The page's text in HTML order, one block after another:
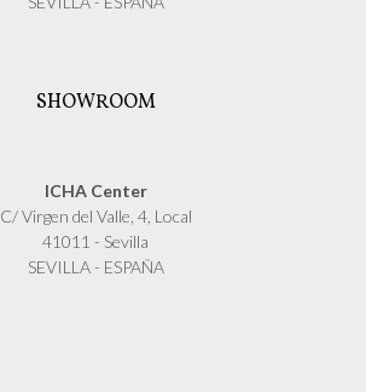
SHOWROOM
ICHA Center
C/ Virgen del Valle, 4, Local
41011 - Sevilla
SEVILLA - ESPAÑA